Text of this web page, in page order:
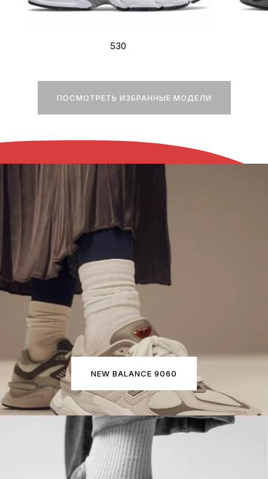
530
ПОСМОТРЕТЬ ИЗБРАННЫЕ МОДЕЛИ
NEW BALANCE 9060